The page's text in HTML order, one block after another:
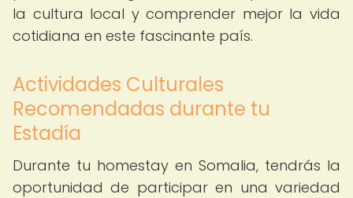
la cultura local y comprender mejor la vida
cotidiana en este fascinante país.
Actividades Culturales
Recomendadas durante tu
Estadía
Durante tu homestay en Somalia, tendrás la
oportunidad de participar en una variedad